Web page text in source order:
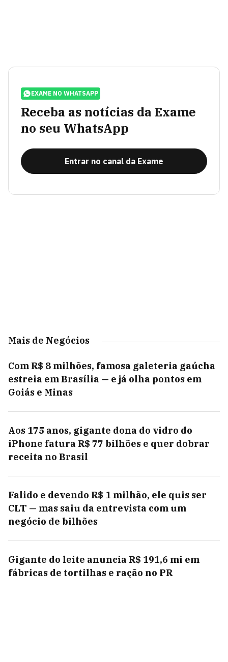
EXAME NO WHATSAPP
Receba as notícias da Exame
no seu WhatsApp
Entrar no canal da Exame
Mais de Negócios
Com R$ 8 milhões, famosa galeteria gaúcha
estreia em Brasília — e já olha pontos em
Goiás e Minas
Aos 175 anos, gigante dona do vidro do
iPhone fatura R$ 77 bilhões e quer dobrar
receita no Brasil
Falido e devendo R$ 1 milhão, ele quis ser
CLT — mas saiu da entrevista com um
negócio de bilhões
Gigante do leite anuncia R$ 191,6 mi em
fábricas de tortilhas e ração no PR